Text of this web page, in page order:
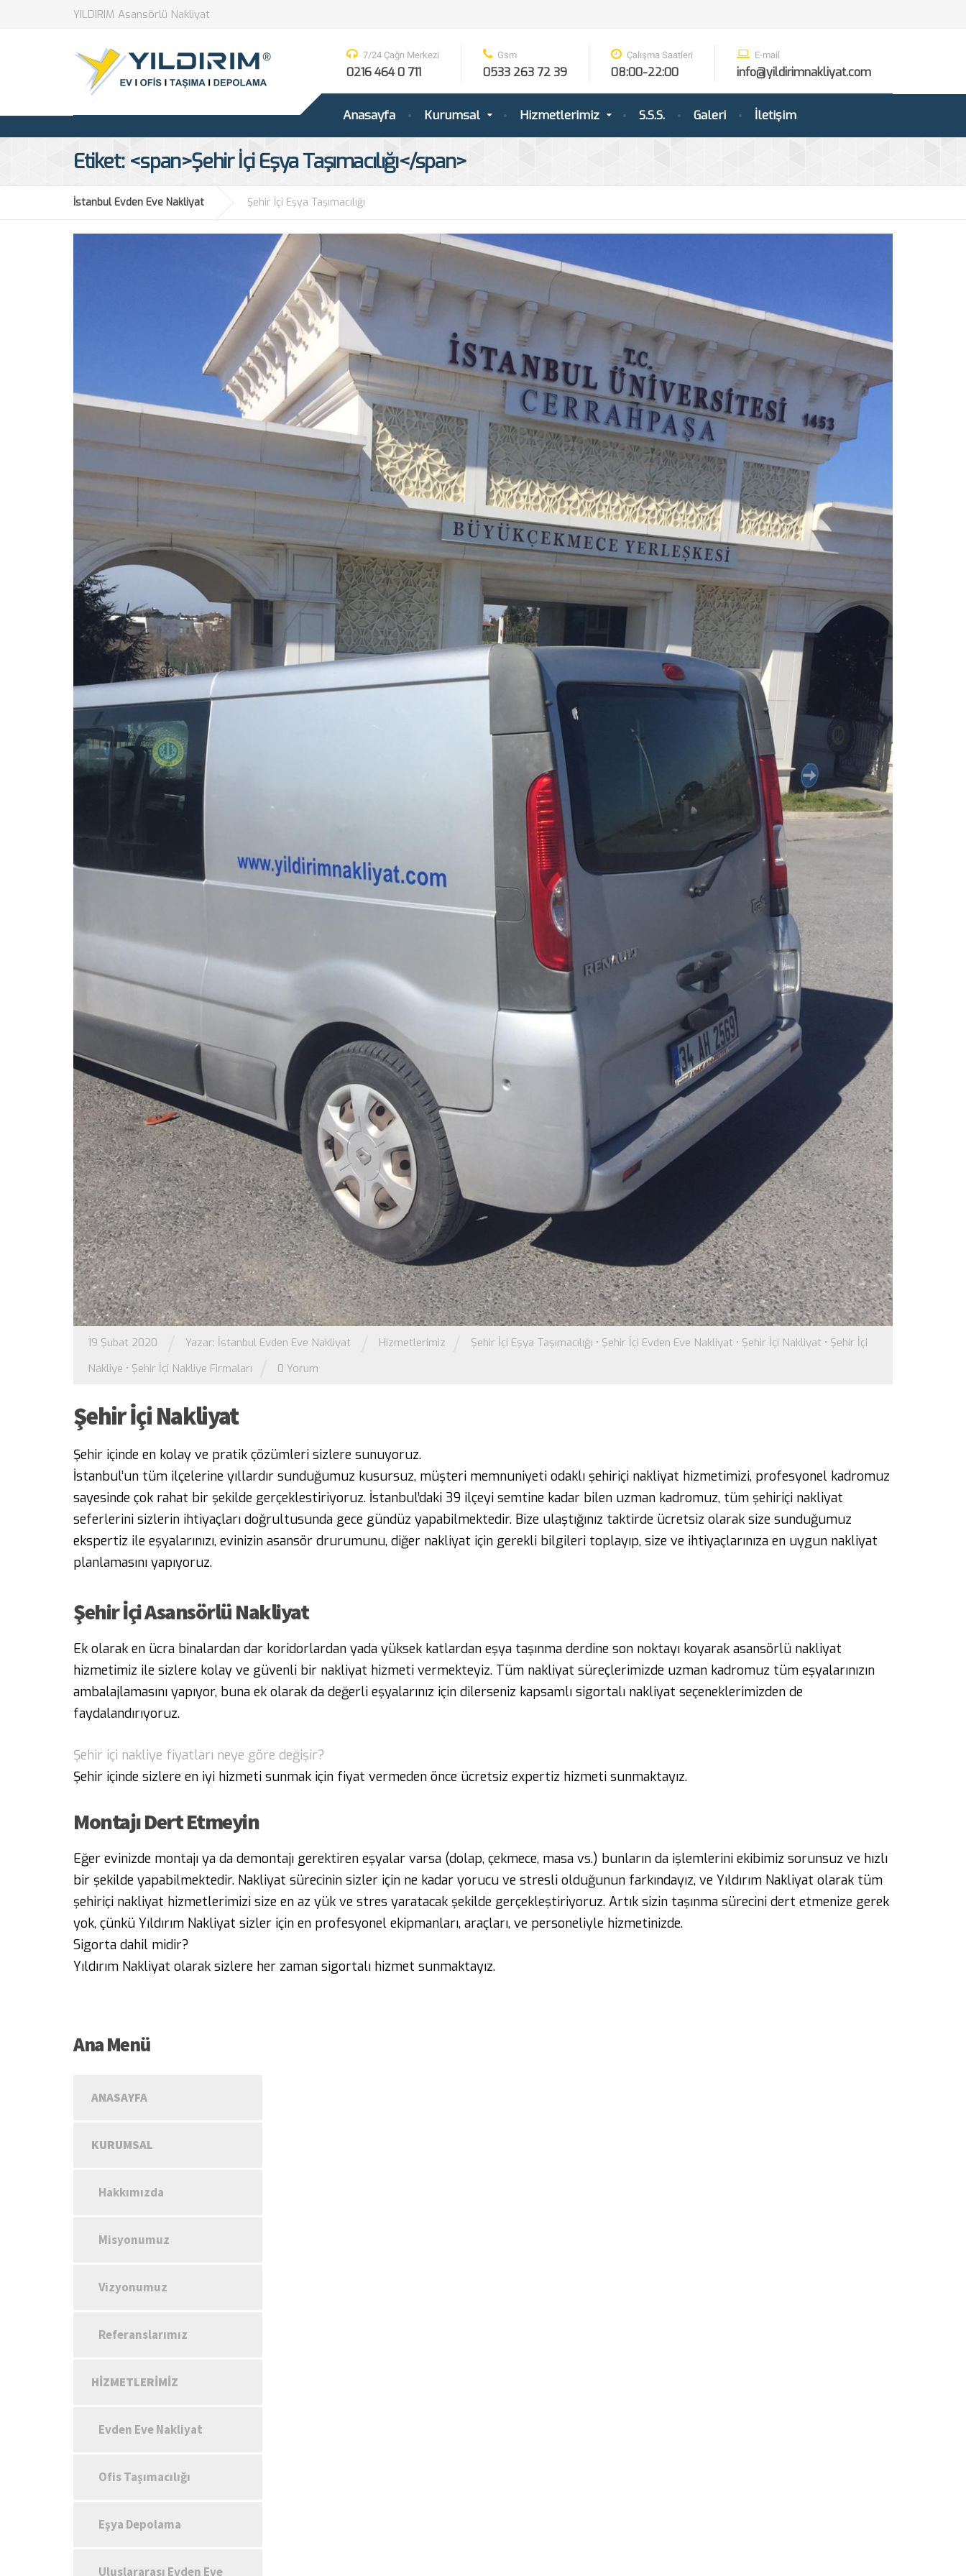
YILDIRIM Asansörlü Nakliyat
Anasayfa Kurumsal Hizmetlerimiz S.S.S. Galeri İletişim
7/24 Çağrı Merkezi
0216 464 0 711
Gsm
0533 263 72 39
Çalışma Saatleri
08:00-22:00
E-mail
info@yildirimnakliyat.com
Etiket: <span>Şehir İçi Eşya Taşımacılığı</span>
İstanbul Evden Eve Nakliyat Şehir İçi Eşya Taşımacılığı
19 Şubat 2020 Yazar: İstanbul Evden Eve Nakliyat Hizmetlerimiz Şehir İçi Eşya Taşımacılığı • Şehir İçi Evden Eve Nakliyat • Şehir İçi Nakliyat • Şehir İçi
Nakliye • Şehir İçi Nakliye Firmaları 0 Yorum
Şehir İçi Nakliyat
Şehir içinde en kolay ve pratik çözümleri sizlere sunuyoruz.
İstanbul’un tüm ilçelerine yıllardır sunduğumuz kusursuz, müşteri memnuniyeti odaklı şehiriçi nakliyat hizmetimizi, profesyonel kadromuz
sayesinde çok rahat bir şekilde gerçeklestiriyoruz. İstanbul’daki 39 ilçeyi semtine kadar bilen uzman kadromuz, tüm şehiriçi nakliyat
seferlerini sizlerin ihtiyaçları doğrultusunda gece gündüz yapabilmektedir. Bize ulaştığınız taktirde ücretsiz olarak size sunduğumuz
ekspertiz ile eşyalarınızı, evinizin asansör drurumunu, diğer nakliyat için gerekli bilgileri toplayıp, size ve ihtiyaçlarınıza en uygun nakliyat
planlamasını yapıyoruz.
Şehir İçi Asansörlü Nakliyat
Ek olarak en ücra binalardan dar koridorlardan yada yüksek katlardan eşya taşınma derdine son noktayı koyarak asansörlü nakliyat
hizmetimiz ile sizlere kolay ve güvenli bir nakliyat hizmeti vermekteyiz. Tüm nakliyat süreçlerimizde uzman kadromuz tüm eşyalarınızın
ambalajlamasını yapıyor, buna ek olarak da değerli eşyalarınız için dilerseniz kapsamlı sigortalı nakliyat seçeneklerimizden de
faydalandırıyoruz.
Şehir içi nakliye fiyatları neye göre değişir?
Şehir içinde sizlere en iyi hizmeti sunmak için fiyat vermeden önce ücretsiz expertiz hizmeti sunmaktayız.
Montajı Dert Etmeyin
Eğer evinizde montajı ya da demontajı gerektiren eşyalar varsa (dolap, çekmece, masa vs.) bunların da işlemlerini ekibimiz sorunsuz ve hızlı
bir şekilde yapabilmektedir. Nakliyat sürecinin sizler için ne kadar yorucu ve stresli olduğunun farkındayız, ve Yıldırım Nakliyat olarak tüm
şehiriçi nakliyat hizmetlerimizi size en az yük ve stres yaratacak şekilde gerçekleştiriyoruz. Artık sizin taşınma sürecini dert etmenize gerek
yok, çünkü Yıldırım Nakliyat sizler için en profesyonel ekipmanları, araçları, ve personeliyle hizmetinizde.
Sigorta dahil midir?
Yıldırım Nakliyat olarak sizlere her zaman sigortalı hizmet sunmaktayız.
Ana Menü
ANASAYFA
KURUMSAL
Hakkımızda
Misyonumuz
Vizyonumuz
Referanslarımız
HIZMETLERIMIZ
Evden Eve Nakliyat
Ofis Taşımacılığı
Eşya Depolama
Uluslararası Evden Eve